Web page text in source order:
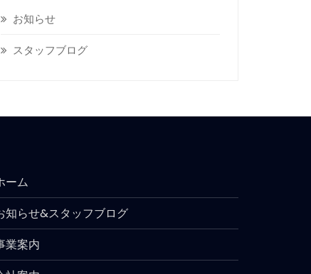
お知らせ
スタッフブログ
ーム
知らせ&スタッフブログ
業案内